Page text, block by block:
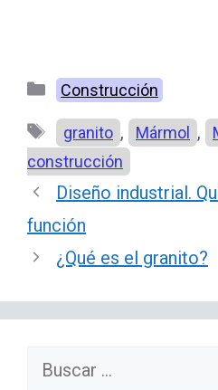
Categorías
Construcción
Etiquetas
granito , Mármol ,
construcción
Diseño industrial.
función
¿Qué es el granito?
Buscar: